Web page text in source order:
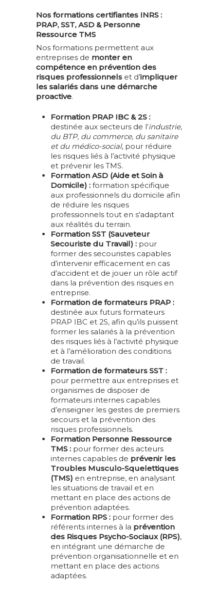
Nos formations certifiantes INRS :
PRAP, SST, ASD & Personne
Ressource TMS
Nos formations permettent aux
entreprises de monter en
compétence en prévention des
risques professionnels et d’impliquer
les salariés dans une démarche
proactive.
Formation PRAP IBC & 2S :
destinée aux secteurs de l’industrie,
du BTP, du commerce, du sanitaire
et du médico-social, pour réduire
les risques liés à l’activité physique
et prévenir les TMS.
Formation ASD (Aide et Soin à
Domicile) : formation spécifique
aux professionnels du domicile afin
de réduire les risques
professionnels tout en s'adaptant
aux réalités du terrain.
Formation SST (Sauveteur
Secouriste du Travail) : pour
former des secouristes capables
d’intervenir efficacement en cas
d’accident et de jouer un rôle actif
dans la prévention des risques en
entreprise.
Formation de formateurs PRAP :
destinée aux futurs formateurs
PRAP IBC et 2S, afin qu’ils puissent
former les salariés à la prévention
des risques liés à l’activité physique
et à l’amélioration des conditions
de travail.
Formation de formateurs SST :
pour permettre aux entreprises et
organismes de disposer de
formateurs internes capables
d’enseigner les gestes de premiers
secours et la prévention des
risques professionnels.
Formation Personne Ressource
TMS : pour former des acteurs
internes capables de prévenir les
Troubles Musculo-Squelettiques
(TMS) en entreprise, en analysant
les situations de travail et en
mettant en place des actions de
prévention adaptées.
Formation RPS : pour former des
référents internes à la prévention
des Risques Psycho-Sociaux (RPS),
en intégrant une démarche de
prévention organisationnelle et en
mettant en place des actions
adaptées.
L’ÉQUIPE D’ATOUT
ILS NOUS FONT
FORMATIONS
PRAP 2S
MAC
2S | SANITAIRE-
MAC ACTEUR
SANITAIRE
POUR ACTEURS
2S
DEVENIR
PRAP IBC
ACTEUR PRAP
INDUSTRIE
COMMERCE
SST – SAUVETEUR
SECOURISTE DU
MAC FO SST
ACTEUR SST
MAC SST
SECOURS EN SANTÉ
MENTALE
SALARIÉ DÉSIGNÉ
COMPÉTENT – SDC
DISPOSITIF SMS |
SANITAIRE ET
SOCIAL
DIRIGEANT
DEVENIR AP SMS
DISPOSITIF ASD |
JOURNÉE DU
DIRIGEANT |
LA PRÉVENTION
ASD
DEVENIR
PRÉVENTION
PERSONNE
TMS
MANAGER PAR LE
RÉEL
FORMATION AU
MANAGEMENT
FORMATIONS
COMPÉTENCES ET
DISPOSITIFS DE
FORMATION
D’INVESTISSEMENT
ARCHITECTURAL
MATÉRIEL
ERGONOMIE ET
ERGONOMIE
DE HANDICAP ET
ERGONOMIE
PSYCHOSOCIAUX
LOCATION SALLES
CONTACT
04 73 69 11 09
CONTACT@ATOUT-